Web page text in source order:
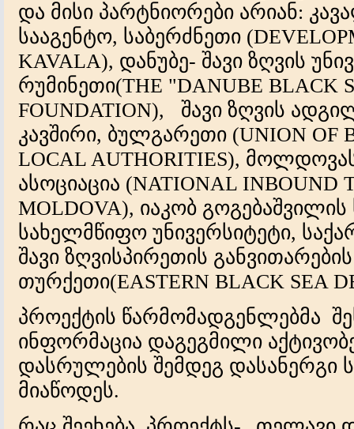
და მისი პარტნიორები არიან:
სააგენტო, საბერძნეთი
KAVALA), დანუბე- შავი ზღვის
რუმინეთი(THE "DANUBE BLACK
FOUNDATION), შავი ზღვის
კავშირი, ბულგარეთი (UNION OF
LOCAL AUTHORITIES),
ასოციაცია (NATIONAL INBOUND
MOLDOVA), იაკობ
სახელმწიფო უნივერსიტეტი,
შავი ზღვისპირეთის
თურქეთი(EASTERN BLACK SEA
პროექტის წარმომადგენლებმა
ინფორმაცია დაგეგმილი
დასრულების შემდეგ დასანერგი
მიაწოდეს.